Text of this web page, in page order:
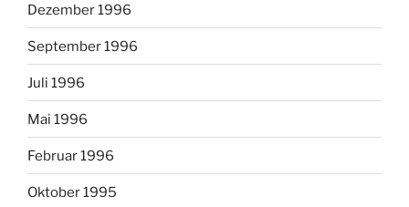
Dezember 1996
September 1996
Juli 1996
Mai 1996
Februar 1996
Oktober 1995